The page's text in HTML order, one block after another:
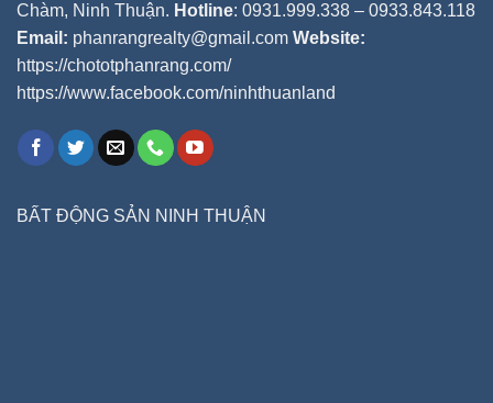
Chàm, Ninh Thuận. Hotline: 0931.999.338 – 0933.843.118
Email: phanrangrealty@gmail.com Website:
https://chototphanrang.com/
https://www.facebook.com/ninhthuanland
BẤT ĐỘNG SẢN NINH THUẬN